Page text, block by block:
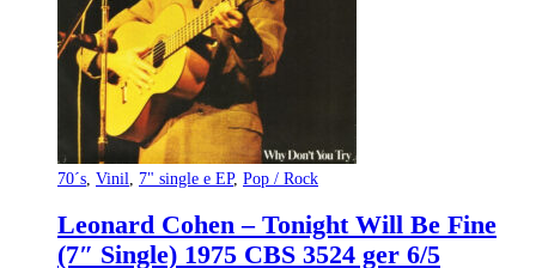
70´s, Vinil, 7" single e EP, Pop / Rock
Leonard Cohen – Tonight Will Be Fine
(7″ Single) 1975 CBS 3524 ger 6/5